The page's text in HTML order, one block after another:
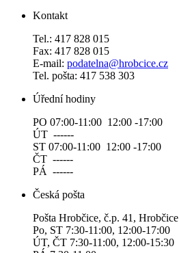
Kontakt
Tel.: 417 828 015
Fax: 417 828 015
E-mail: podatelna@hrobcice.cz
Tel. pošta: 417 538 303
Úřední hodiny
PO 07:00-11:00 12:00 -17:00
ÚT ------
ST 07:00-11:00 12:00 -17:00
ČT ------
PÁ ------
Česká pošta
Pošta Hrobčice, č.p. 41, Hrobčice
Po, ST 7:30-11:00, 12:00-17:00
ÚT, ČT 7:30-11:00, 12:00-15:30